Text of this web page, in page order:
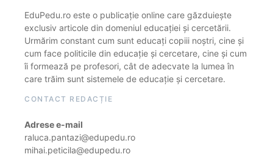
EduPedu.ro este o publicație online care găzduiește
exclusiv articole din domeniul educației și cercetării.
Urmărim constant cum sunt educați copiii noștri, cine și
cum face politicile din educație și cercetare, cine și cum
îi formează pe profesori, cât de adecvate la lumea în
care trăim sunt sistemele de educație și cercetare.
CONTACT REDACȚIE
Adrese e-mail
raluca.pantazi@edupedu.ro
mihai.peticila@edupedu.ro